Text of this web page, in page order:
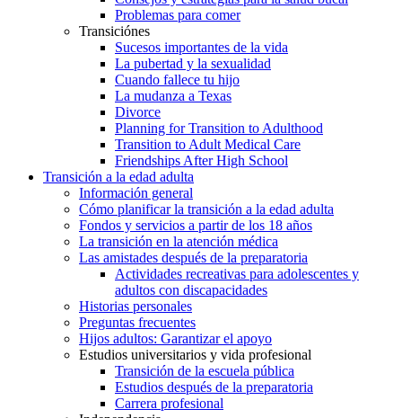
Problemas para comer
Transiciónes
Sucesos importantes de la vida
La pubertad y la sexualidad
Cuando fallece tu hijo
La mudanza a Texas
Divorce
Planning for Transition to Adulthood
Transition to Adult Medical Care
Friendships After High School
Transición a la edad adulta
Información general
Cómo planificar la transición a la edad adulta
Fondos y servicios a partir de los 18 años
La transición en la atención médica
Las amistades después de la preparatoria
Actividades recreativas para adolescentes y
adultos con discapacidades
Historias personales
Preguntas frecuentes
Hijos adultos: Garantizar el apoyo
Estudios universitarios y vida profesional
Transición de la escuela pública
Estudios después de la preparatoria
Carrera profesional